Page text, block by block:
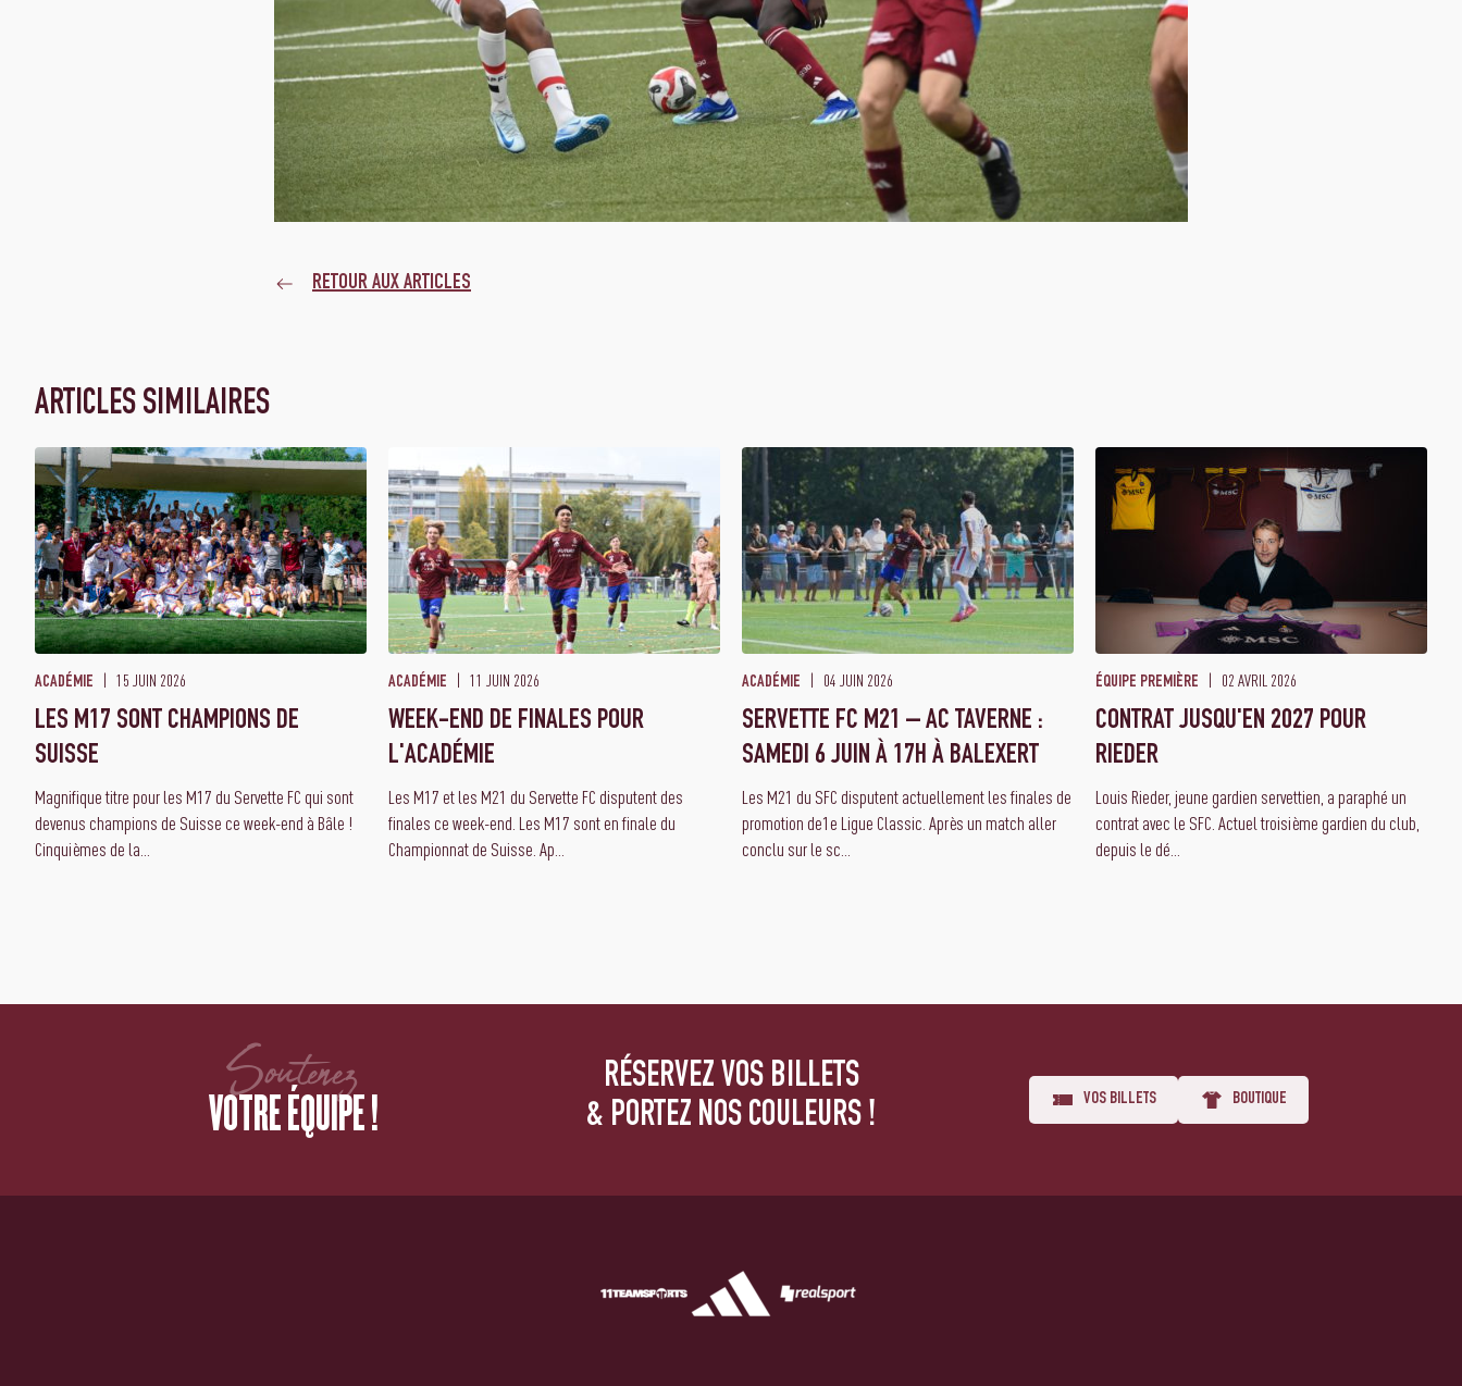
RETOUR AUX ARTICLES
ARTICLES SIMILAIRES
ACADÉMIE 15 JUIN 2026
LES M17 SONT CHAMPIONS DE
SUISSE
Magnifique titre pour les M17 du Servette FC qui sont
devenus champions de Suisse ce week-end à Bâle !
Cinquièmes de la...
ACADÉMIE 11 JUIN 2026
WEEK-END DE FINALES POUR
L'ACADÉMIE
Les M17 et les M21 du Servette FC disputent des
finales ce week-end. Les M17 sont en finale du
Championnat de Suisse. Ap...
ACADÉMIE 04 JUIN 2026
SERVETTE FC M21 – AC TAVERNE :
SAMEDI 6 JUIN À 17H À BALEXERT
Les M21 du SFC disputent actuellement les finales de
promotion de1e Ligue Classic. Après un match aller
conclu sur le sc...
ÉQUIPE PREMIÈRE 02 AVRIL 2026
CONTRAT JUSQU'EN 2027 POUR
RIEDER
Louis Rieder, jeune gardien servettien, a paraphé un
contrat avec le SFC. Actuel troisième gardien du club,
depuis le dé...
Soutenez
VOTRE ÉQUIPE !
RÉSERVEZ VOS BILLETS
& PORTEZ NOS COULEURS !
VOS BILLETS BOUTIQUE